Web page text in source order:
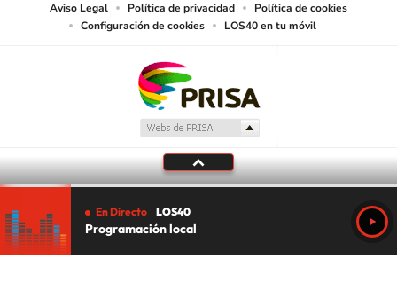
Aviso Legal Política de privacidad
Política de cookies
Configuración de cookies
LOS40 en tu móvil
En Directo LOS40
Programación local